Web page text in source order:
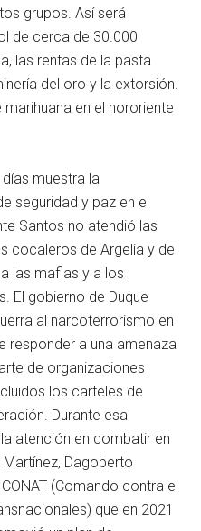
grupos. Así será
de cerca de 30.000
las rentas de la pasta
del oro y la extorsión.
en el nororiente
muestra la
seguridad y paz en el
Santos no atendió las
cocaleros de Argelia y de
las mafias y a los
El gobierno de Duque
al narcoterrorismo en
responder a una amenaza
de organizaciones
los carteles de
Durante esa
atención en combatir en
Dagoberto
(Comando contra el
que en 2021